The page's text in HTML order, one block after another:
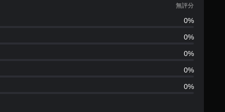
評
分
無評分
0%
0%
0%
0%
0%